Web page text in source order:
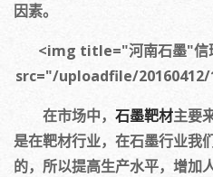
因素。
<img title="河南石墨"信
src="/uploadfile/20160412/
在市场中， 石墨靶材主要
是在靶材行业，在石墨行业我
的，所以提高生产水平，增加